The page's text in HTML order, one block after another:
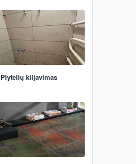
Plytelių klijavimas